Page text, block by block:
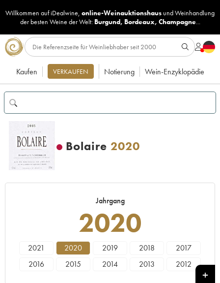
Willkommen auf iDealwine, online-Weinauktionshaus undWeinhandlung
der besten Weine der Welt: Burgund, Bordeaux, Champagne...
Kaufen VERKAUFEN Notierung Wein-Enzyklopädie
Bolaire 2020
Jahrgang
2020
2021 2020 2019 2018
2017
2016
2015 2014 2013
2012